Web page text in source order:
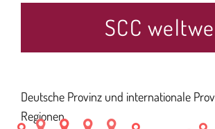
SCC
Deutsche Provinz und internationale
Regionen.